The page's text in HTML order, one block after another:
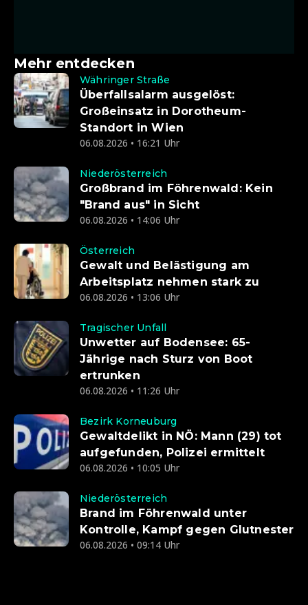
Mehr entdecken
Währinger Straße
Überfallsalarm ausgelöst:
Großeinsatz in Dorotheum-
Standort in Wien
06.08.2026 • 16:21 Uhr
Niederösterreich
Großbrand im Föhrenwald: Kein
"Brand aus" in Sicht
06.08.2026 • 14:06 Uhr
Österreich
Gewalt und Belästigung am
Arbeitsplatz nehmen stark zu
06.08.2026 • 13:06 Uhr
Tragischer Unfall
Unwetter auf Bodensee: 65-
Jährige nach Sturz von Boot
ertrunken
06.08.2026 • 11:26 Uhr
Bezirk Korneuburg
Gewaltdelikt in NÖ: Mann (29) tot
aufgefunden, Polizei ermittelt
06.08.2026 • 10:05 Uhr
Niederösterreich
Brand im Föhrenwald unter
Kontrolle, Kampf gegen Glutnester
06.08.2026 • 09:14 Uhr